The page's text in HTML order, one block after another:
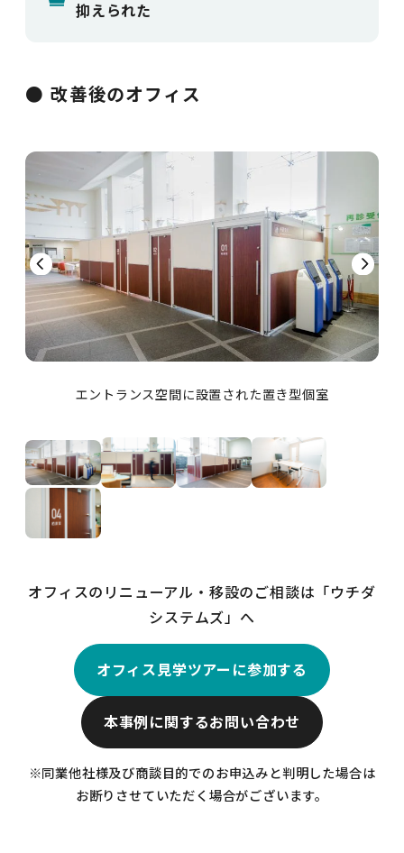
抑えられた
改善後のオフィス
エントランス空間に設置された置き型個室
オフィスのリニューアル・移設のご相談は「ウチダ
システムズ」へ
オフィス見学ツアーに参加する
本事例に関するお問い合わせ
※同業他社様及び商談目的でのお申込みと判明した場合は
お断りさせていただく場合がございます。